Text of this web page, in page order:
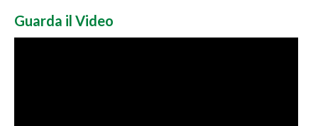
Guarda il Video